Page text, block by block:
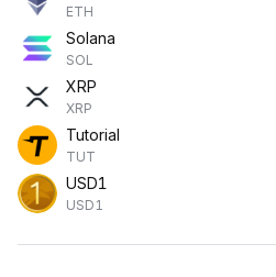
ETH
Solana
SOL
XRP
XRP
Tutorial
TUT
USD1
USD1